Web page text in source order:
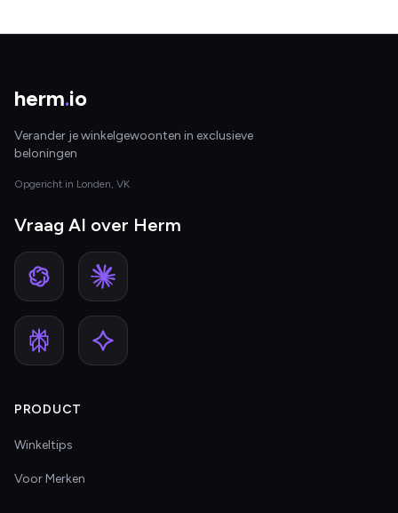
herm.io
Verander je winkelgewoonten in exclusieve
beloningen
Opgericht in Londen, VK
Vraag AI over Herm
PRODUCT
Winkeltips
Voor Merken